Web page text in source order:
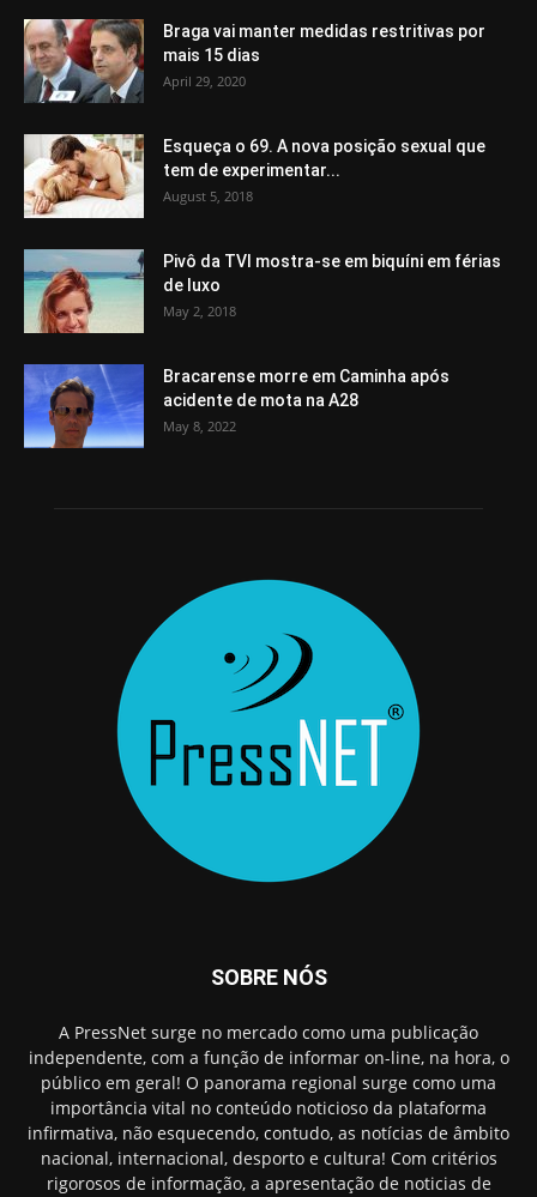
Braga vai manter medidas restritivas por
mais 15 dias
April 29, 2020
Esqueça o 69. A nova posição sexual que
tem de experimentar...
August 5, 2018
Pivô da TVI mostra-se em biquíni em férias
de luxo
May 2, 2018
Bracarense morre em Caminha após
acidente de mota na A28
May 8, 2022
SOBRE NÓS
A PressNet surge no mercado como uma publicação
independente, com a função de informar on-line, na hora, o
público em geral! O panorama regional surge como uma
importância vital no conteúdo noticioso da plataforma
infirmativa, não esquecendo, contudo, as notícias de âmbito
nacional, internacional, desporto e cultura! Com critérios
rigorosos de informação, a apresentação de noticias de